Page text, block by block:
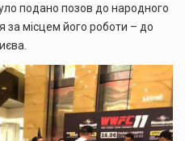
подано позов до народного
за місцем його роботи – до